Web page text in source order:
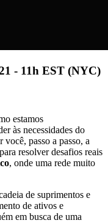
- 11h EST (NYC)
estamos
às necessidades do
passo a passo, a
resolver desafios reais
, onde uma rede muito
de suprimentos e
de ativos e
em busca de uma